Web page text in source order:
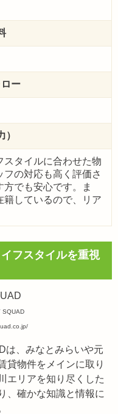
ー
スタイルに合わせた物
の対応も高く評価さ
でも安心です。ま
籍しているので、リア
フスタイルを重視
SQUAD
は、みなとみらいや元
貸物件をメインに取り
エリアを知り尽くした
、確かな知識と情報に